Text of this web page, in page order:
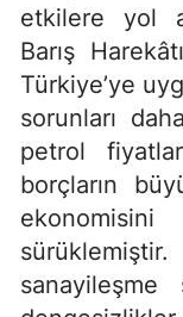
etkilere yol
Barış
Türkiye’ye
sorunları
petrol
borçların